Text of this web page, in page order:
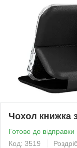
Чохол книжка
Готово до відправки
Код: 3519